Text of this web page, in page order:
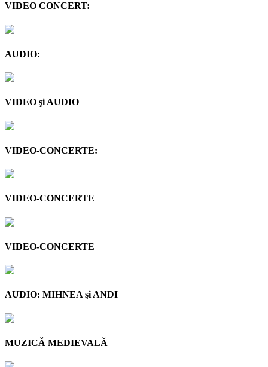
VIDEO CONCERT:
AUDIO:
VIDEO şi AUDIO
VIDEO-CONCERTE:
VIDEO-CONCERTE
VIDEO-CONCERTE
AUDIO: MIHNEA şi ANDI
MUZICĂ MEDIEVALĂ